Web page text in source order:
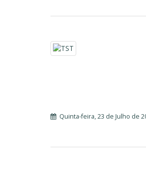
Quinta-feira, 23 de Julho de